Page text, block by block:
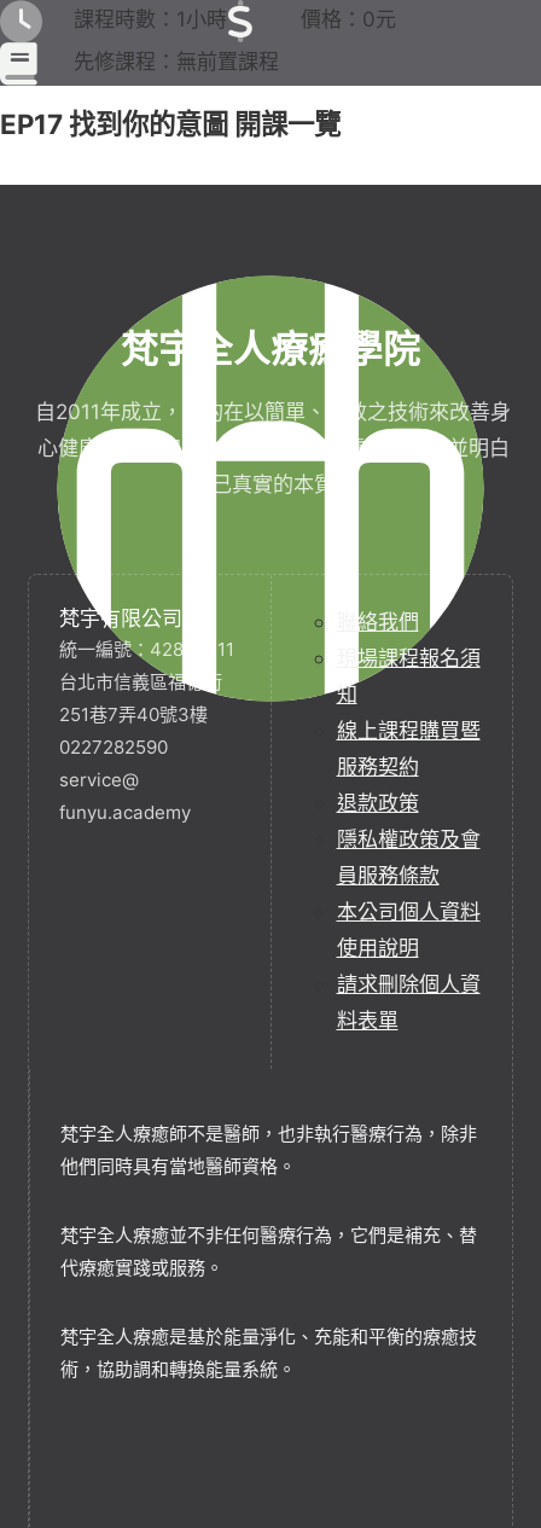
課程時數：1小時
價格：0元
先修課程：無前置課程
EP17 找到你的意圖 開課一覽
梵宇全人療癒學院
自2011年成立，目的在以簡單、有效之技術來改善身
心健康，協助完成生命目標與實現靈性生活，並明白
自己真實的本質。
梵宇有限公司
統一編號：42854211
台北市信義區福德街
251巷7弄40號3樓
0227282590
service@
funyu.academy
聯絡我們
現場課程報名須
知
線上課程購買暨
服務契約
退款政策
隱私權政策及會
員服務條款
本公司個人資料
使用說明
請求刪除個人資
料表單
梵宇全人療癒師不是醫師，也非執行醫療行為，除非
他們同時具有當地醫師資格。
梵宇全人療癒並不非任何醫療行為，它們是補充、替
代療癒實踐或服務。
梵宇全人療癒是基於能量淨化、充能和平衡的療癒技
術，協助調和轉換能量系統。